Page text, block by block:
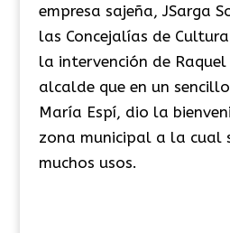
empresa sajeña, JSarga
las Concejalías de
la intervención de
alcalde que en un
María Espí, dio la
zona municipal a la cual
muchos usos.